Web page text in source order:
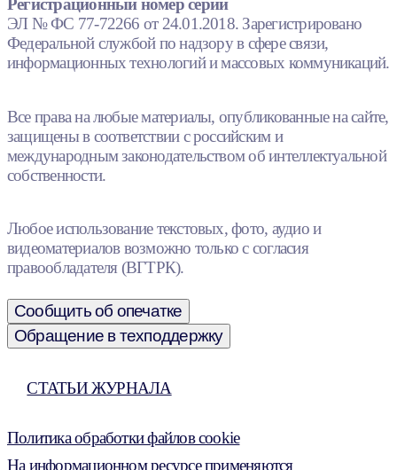
Регистрационный номер серии
ЭЛ № ФС 77-72266 от 24.01.2018. Зарегистрировано
Федеральной службой по надзору в сфере связи,
информационных технологий и массовых коммуникаций.
Все права на любые материалы, опубликованные на сайте,
защищены в соответствии с российским и
международным законодательством об интеллектуальной
собственности.
Любое использование текстовых, фото, аудио и
видеоматериалов возможно только с согласия
правообладателя (ВГТРК).
Сообщить об опечатке
Обращение в техподдержку
СТАТЬИ ЖУРНАЛА
Политика обработки файлов cookie
На информационном ресурсе применяются